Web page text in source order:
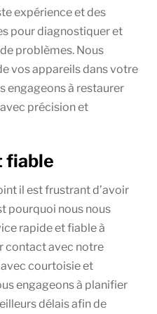
expérience et des
pour diagnostiquer et
problèmes. Nous
vos appareils dans votre
engageons à restaurer
précision et
fiable
il est frustrant d’avoir
pourquoi nous nous
rapide et fiable à
contact avec notre
courtoisie et
engageons à planifier
délais afin de